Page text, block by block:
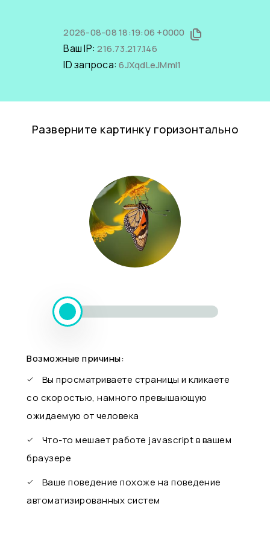
2026-08-08 18:19:06 +0000
Ваш IP:216.73.217.146
ID запроса:6JXqdLeJMmI1
Разверните картинку горизонтально
Возможные причины:
Вы просматриваете страницы и кликаете
со скоростью, намного превышающую
ожидаемую от человека
Что-то мешает работе javascript в вашем
браузере
Ваше поведение похоже на поведение
автоматизированных систем